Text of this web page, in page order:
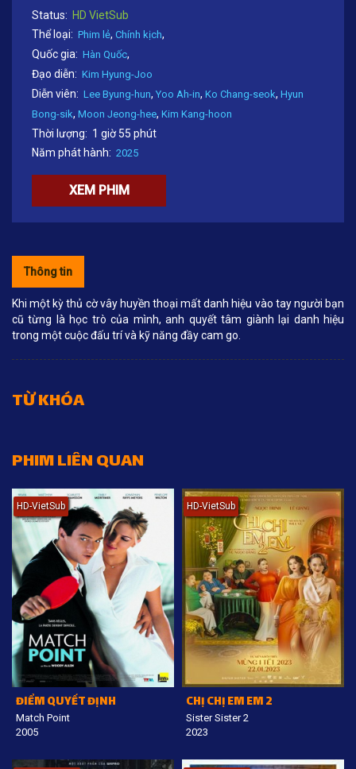
Status: HD VietSub
Thể loại: Phim lẻ, Chính kịch,
Quốc gia: Hàn Quốc,
Đạo diễn: Kim Hyung-Joo
Diễn viên: Lee Byung-hun, Yoo Ah-in, Ko Chang-seok, Hyun
Bong-sik, Moon Jeong-hee, Kim Kang-hoon
Thời lượng: 1 giờ 55 phút
Năm phát hành: 2025
XEM PHIM
Thông tin
Khi một kỳ thủ cờ vây huyền thoại mất danh hiệu vào tay người bạn
cũ từng là học trò của mình, anh quyết tâm giành lại danh hiệu
trong một cuộc đấu trí và kỹ năng đầy cam go.
TỪ KHÓA
PHIM LIÊN QUAN
HD-VietSub
ĐIỂM QUYẾT ĐỊNH
Match Point
2005
HD-VietSub
CHỊ CHỊ EM EM 2
Sister Sister 2
2023